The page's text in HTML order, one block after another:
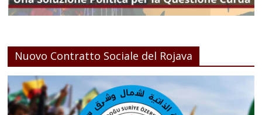
Nuovo Contratto Sociale del Rojava